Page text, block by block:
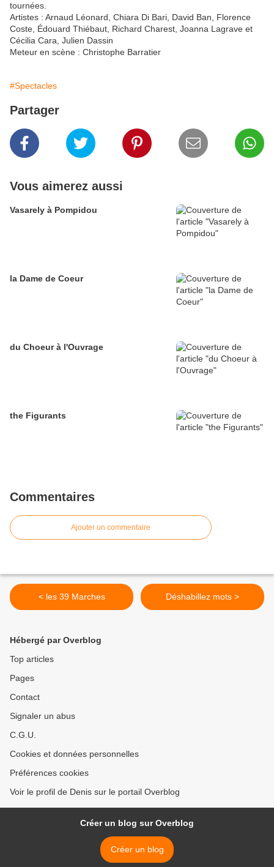
tournées.
Artistes : Arnaud Léonard, Chiara Di Bari, David Ban, Florence
Coste, Édouard Thiébaut, Richard Charest, Joanna Lagrave et
Cécilia Cara, Julien Dassin
Meteur en scène : Christophe Barratier
#Spectacles
Partager
Vous aimerez aussi
Vasarely à Pompidou
la Dame de Coeur
du Choeur à l'Ouvrage
the Figurants
Commentaires
Ajouter un commentaire
< les 39 Marches Déshabillez mots >
Hébergé par Overblog
Top articles
Pages
Contact
Signaler un abus
C.G.U.
Cookies et données personnelles
Préférences cookies
Voir le profil de Denis sur le portail Overblog
Créer un blog sur Overblog
Créer un blog